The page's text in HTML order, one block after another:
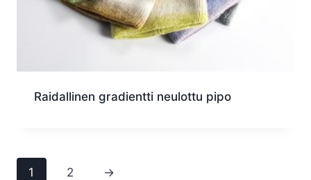
Raidallinen gradientti neulottu pipo
1 2 →